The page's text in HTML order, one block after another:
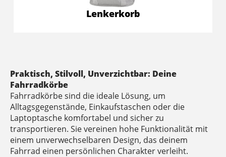
Lenkerkorb
Praktisch, Stilvoll, Unverzichtbar: Deine
Fahrradkörbe
Fahrradkörbe sind die ideale Lösung, um
Alltagsgegenstände, Einkaufstaschen oder die
Laptoptasche komfortabel und sicher zu
transportieren. Sie vereinen hohe Funktionalität mit
einem unverwechselbaren Design, das deinem
Fahrrad einen persönlichen Charakter verleiht.